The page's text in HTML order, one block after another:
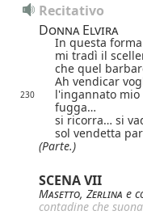
Recitativo
Donna Elvira
In questa
mi tradì il
che quel
Ah vendicar
230
l'ingannato mio
fugga…
si ricorra… si
sol vendetta
(Parte.)
SCENA VII
Masetto, Zerlina e
contadine che